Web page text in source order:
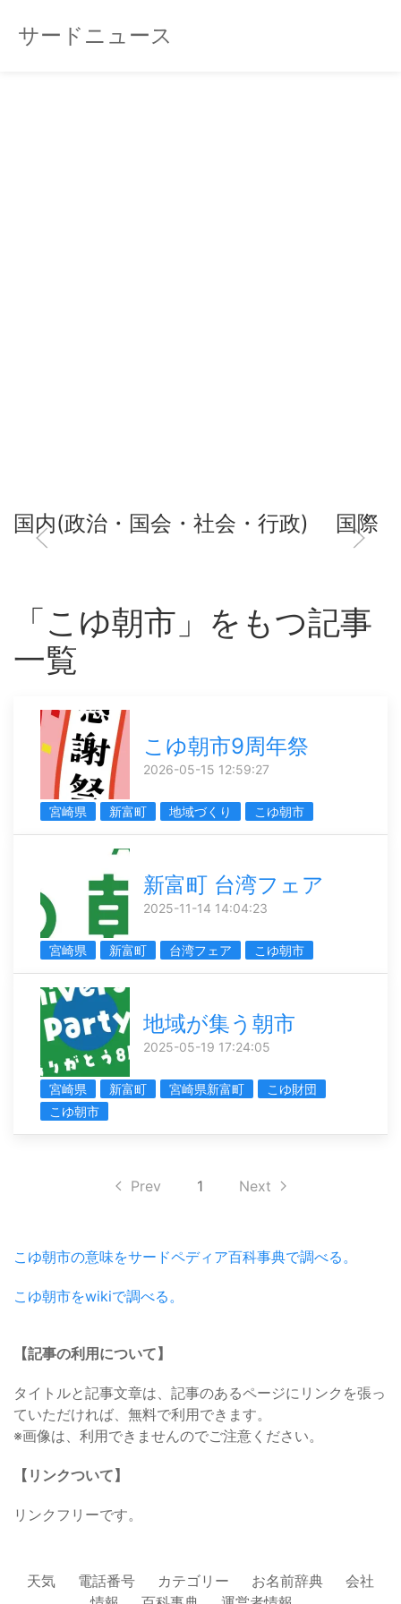
サードニュース
国内(政治・国会・社会・行政) 国際
「こゆ朝市」をもつ記事
一覧
こゆ朝市9周年祭
2026-05-15 12:59:27
宮崎県 新富町 地域づくり こゆ朝市
新富町 台湾フェア
2025-11-14 14:04:23
宮崎県 新富町 台湾フェア こゆ朝市
地域が集う朝市
2025-05-19 17:24:05
宮崎県 新富町 宮崎県新富町
こゆ財団
こゆ朝市
Prev 1 Next
こゆ朝市の意味をサードペディア百科事典で調べる。
こゆ朝市をwikiで調べる。
【記事の利用について】
タイトルと記事文章は、記事のあるページにリンクを張っ
ていただければ、無料で利用できます。
※画像は、利用できませんのでご注意ください。
【リンクついて】
リンクフリーです。
天気 電話番号 カテゴリー お名前辞典
会社